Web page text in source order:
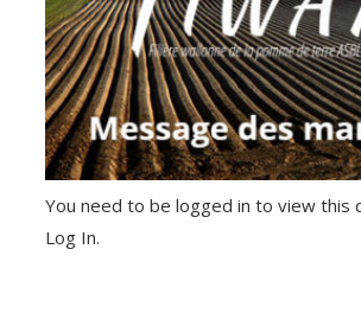
You need to be logged in to view this
Log In.